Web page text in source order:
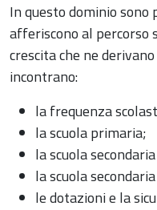
In questo dominio
afferiscono al percorso
crescita che ne
incontrano:
la frequenza
la scuola primaria;
la scuola
la scuola
le dotazioni e la